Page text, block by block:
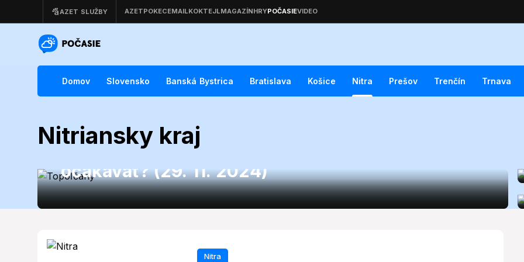
Domov Slovensko Banská Bystrica Bratislava Košice Nitra Prešov Trenčín Trnava
Nitriansky kraj
Počasie Topoľčany: Aké podmienky dnes
očakávať? (29. 11. 2024)
Nitra